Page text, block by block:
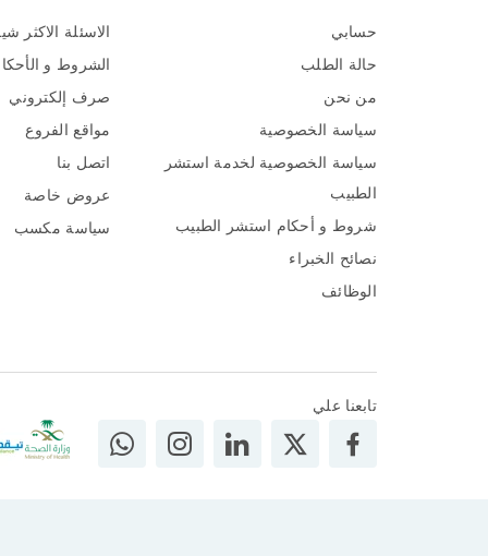
حسابي
حالة الطلب
من نحن
سياسة الخصوصية
سياسة الخصوصية لخدمة استشر
الطبيب
شروط و أحكام استشر الطبيب
نصائح الخبراء
الوظائف
الاسئلة الاكثر
الشروط و
صرف إلكتروني
مواقع الفروع
اتصل بنا
عروض خاصة
سياسة مكسب
تابعنا علي